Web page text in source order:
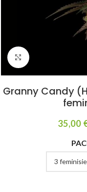
Click to enlarge
Granny Candy
35,00